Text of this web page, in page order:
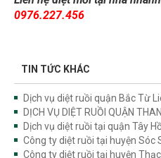
0976.227.456
TIN TỨC KHÁC
Dịch vụ diệt ruồi quận Bắc Từ
DỊCH VỤ DIỆT RUỒI QUẬN
Dịch vụ diệt ruồi tại quận Tây
Công ty diệt ruồi tại huyện Sóc
Công ty diệt ruồi tại huyện